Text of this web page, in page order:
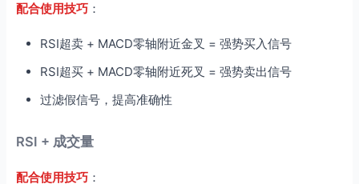
配合使用技巧 ：
RSI超卖 + MACD零轴附近金叉 = 强势买入信号
RSI超买 + MACD零轴附近死叉 = 强势卖出信号
过滤假信号，提高准确性
RSI + 成交量
配合使用技巧 ：